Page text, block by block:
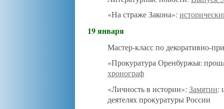
«На страже Закона»:
19 января
Мастер-класс по декоративно-
«Прокуратура Оренбуржья:
хронограф
«Личность в истории»: Замятин:
деятелях прокуратуры России